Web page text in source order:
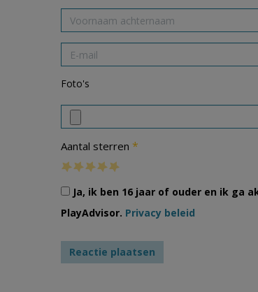
Foto's
Aantal sterren *
Ja, ik ben 16 jaar of ouder en ik ga
PlayAdvisor. Privacy beleid